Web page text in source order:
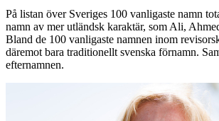
På listan över Sveriges 100 vanligaste namn
namn av mer utländsk karaktär, som Ali,
Bland de 100 vanligaste namnen inom
däremot bara traditionellt svenska förnamn.
efternamnen.